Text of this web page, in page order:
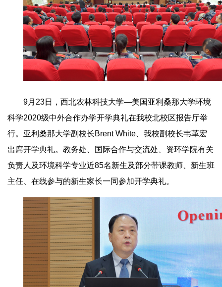
9月23日，西北农林科技大学—美国亚利桑那大学环境
科学2020级中外合作办学开学典礼在我校北校区报告厅举
行。亚利桑那大学副校长Brent White、我校副校长韦革宏
出席开学典礼。教务处、国际合作与交流处、资环学院有关
负责人及环境科学专业近85名新生及部分带课教师、新生班
主任、在线参与的新生家长一同参加开学典礼。